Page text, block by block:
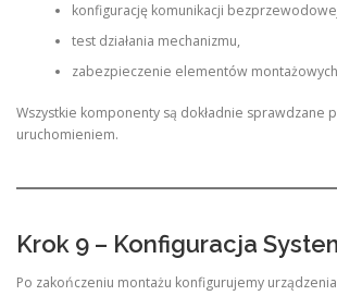
konfigurację komunikacji
test działania mechanizmu,
zabezpieczenie elementów
Wszystkie komponenty są dokładnie sprawdzane
uruchomieniem.
Krok 9 – Konfiguracja
Po zakończeniu montażu konfigurujemy